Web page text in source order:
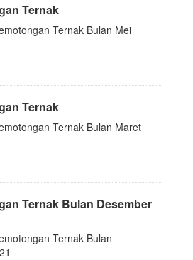
Ternak
Ternak Bulan Mei
Ternak
Ternak Bulan Maret
Ternak Bulan Desember
Ternak Bulan